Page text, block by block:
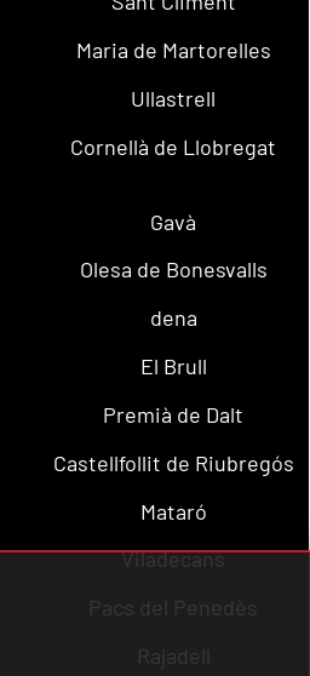
Maria de Martorelles
Ullastrell
Cornellà de Llobregat
Gavà
Olesa de Bonesvalls
dena
El Brull
Premià de Dalt
Castellfollit de Riubregós
Mataró
Viladecans
Pacs del Penedès
Rajadell